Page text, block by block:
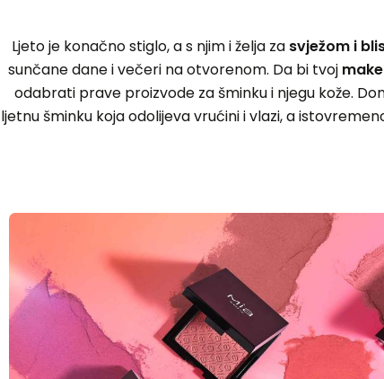
Ljeto je konačno stiglo, a s njim i želja za svježom i
sunčane dane i večeri na otvorenom. Da bi tvoj
odabrati prave proizvode za šminku i njegu kože.
ljetnu šminku koja odolijeva vrućini i vlazi, a